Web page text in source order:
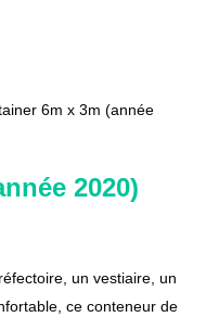
6m x 3m (année
2020)
un vestiaire, un
ce conteneur de